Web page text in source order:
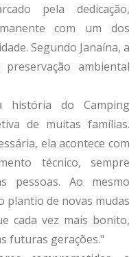
pela dedicação,
com um dos
Segundo Janaína, a
ambiental
história do Camping
de muitas famílias.
ela acontece com
técnico, sempre
pessoas. Ao mesmo
plantio de novas mudas
cada vez mais bonito,
futuras gerações."